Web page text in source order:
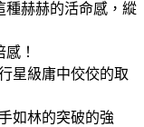
種赫赫的活命感，縱
！
星級庸中佼佼的取
如林的突破的強